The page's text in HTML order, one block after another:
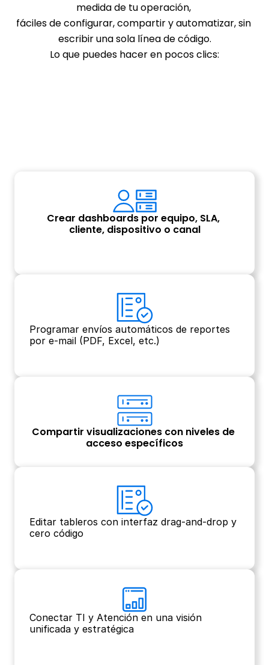
medida de tu operación,
fáciles de configurar, compartir y automatizar, sin
escribir una sola línea de código.
Lo que puedes hacer en pocos clics:
Crear dashboards por equipo, SLA,
cliente, dispositivo o canal
Programar envíos automáticos de reportes
por e-mail (PDF, Excel, etc.)
Compartir visualizaciones con niveles de
acceso específicos
Editar tableros con interfaz drag-and-drop y
cero código
Conectar TI y Atención en una visión
unificada y estratégica